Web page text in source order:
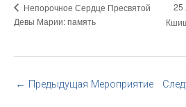
Непорочное Сердце Пресвятой
Девы Марии: память
25
← Предыдущая Мероприятие